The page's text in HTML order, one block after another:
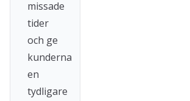
missade
tider
och ge
kunderna
en
tydligare